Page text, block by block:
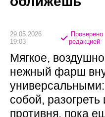
29.05.2026
19:03
Проверено
редакцией
Мягкое,
нежный фарш
универсальными:
собой,
противня, пока